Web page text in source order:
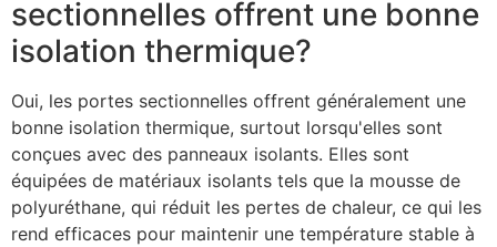
sectionnelles offrent une bonne
isolation thermique?
Oui, les portes sectionnelles offrent généralement une
bonne isolation thermique, surtout lorsqu'elles sont
conçues avec des panneaux isolants. Elles sont
équipées de matériaux isolants tels que la mousse de
polyuréthane, qui réduit les pertes de chaleur, ce qui les
rend efficaces pour maintenir une température stable à